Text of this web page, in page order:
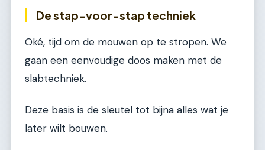
De stap-voor-stap techniek
Oké, tijd om de mouwen op te stropen. We
gaan een eenvoudige doos maken met de
slabtechniek.
Deze basis is de sleutel tot bijna alles wat je
later wilt bouwen.